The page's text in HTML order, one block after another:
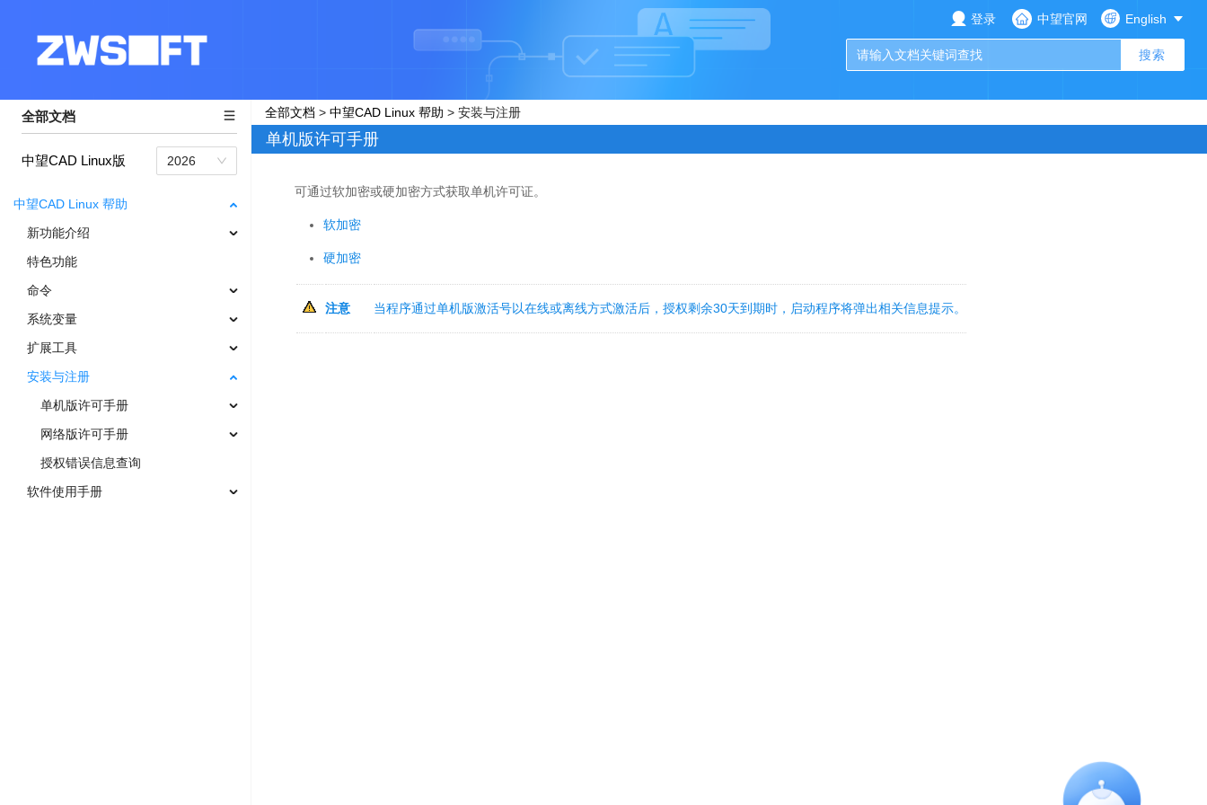
请输入文档关键词查找 搜索
登录 中望官网 English
全部文档
中望CAD Linux版 2026
中望CAD Linux 帮助
新功能介绍
特色功能
命令
系统变量
扩展工具
安装与注册
单机版许可手册
网络版许可手册
授权错误信息查询
软件使用手册
全部文档 > 中望CAD Linux 帮助 > 安装与注册